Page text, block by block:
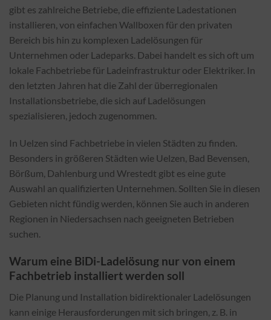
gibt es zahlreiche Betriebe, die effiziente Ladestationen
installieren, von einfachen Wallboxen für den privaten
Bereich bis hin zu komplexen Ladelösungen für
Unternehmen oder Ladeparks. Dabei handelt es sich oft um
lokale Fachbetriebe für Ladeinfrastruktur oder Elektriker. In
den letzten Jahren hat die Zahl der überregionalen
Installationsbetriebe, die sich auf Ladelösungen
spezialisieren, jedoch zugenommen.
In Uelzen sind Fachbetriebe in vielen Städten zu finden.
Besonders in größeren Städten wie Uelzen, Bad Bevensen,
Börßum, Dahlenburg und Wrestedt gibt es eine gute
Auswahl an qualifizierten Unternehmen. Sollten Sie in diesen
Gebieten nicht fündig werden, können Sie auch in anderen
Regionen in Niedersachsen nach geeigneten Betrieben
suchen.
Warum eine BiDi-Ladelösung nur von einem
Fachbetrieb installiert werden soll
Die Planung und Installation bidirektionaler Ladelösungen
kann einige Herausforderungen mit sich bringen, z. B. in